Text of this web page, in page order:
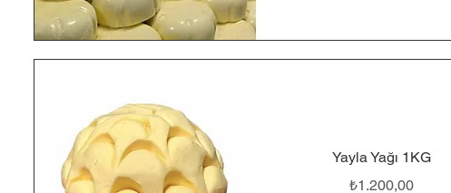
Yayla Yağı 1KG
Fiyat
₺1.200,00